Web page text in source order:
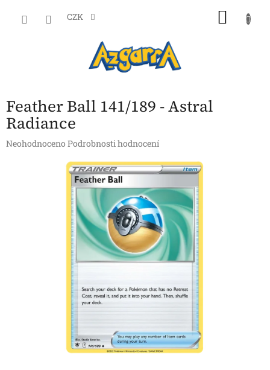
CZK
Feather Ball 141/189 - Astral
Radiance
Průměrné
Neohodnoceno Podrobnosti hodnocení